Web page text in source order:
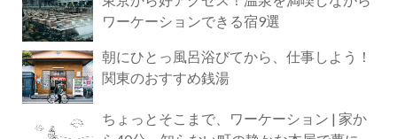
ワーケーションできる宿9選
朝にひとっ風呂浴びてから、仕事しよう！
関東のおすすめ銭湯
ちょっとそこまで、ワーケーション | 家か